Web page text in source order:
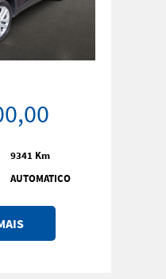
9341 Km
AUTOMATICO